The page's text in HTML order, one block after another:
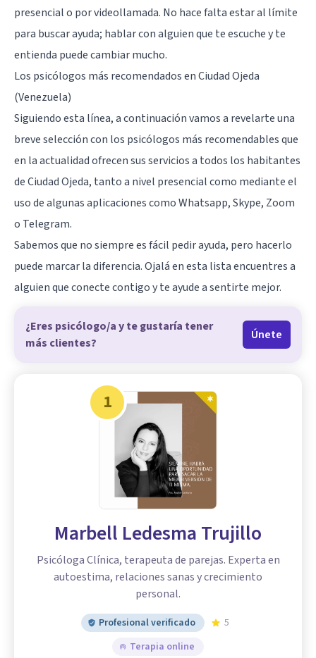
presencial o por videollamada. No hace falta estar al límite
para buscar ayuda; hablar con alguien que te escuche y te
entienda puede cambiar mucho.
Los psicólogos más recomendados en Ciudad Ojeda
(Venezuela)
Siguiendo esta línea, a continuación vamos a revelarte una
breve selección con los psicólogos más recomendables que
en la actualidad ofrecen sus servicios a todos los habitantes
de Ciudad Ojeda, tanto a nivel presencial como mediante el
uso de algunas aplicaciones como Whatsapp, Skype, Zoom
o Telegram.
Sabemos que no siempre es fácil pedir ayuda, pero hacerlo
puede marcar la diferencia. Ojalá en esta lista encuentres a
alguien que conecte contigo y te ayude a sentirte mejor.
¿Eres psicólogo/a y te gustaría tener
más clientes?
Únete
1
Marbell Ledesma Trujillo
Psicóloga Clínica, terapeuta de parejas. Experta en
autoestima, relaciones sanas y crecimiento
personal.
Profesional verificado
5
Terapia online